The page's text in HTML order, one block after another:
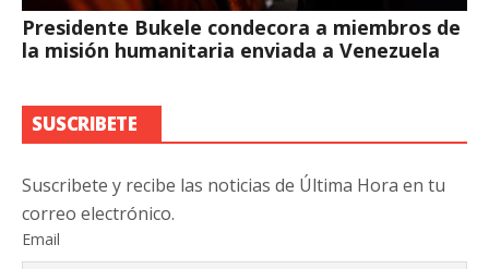
Presidente Bukele condecora a miembros de
la misión humanitaria enviada a Venezuela
SUSCRIBETE
Suscribete y recibe las noticias de Última Hora en tu
correo electrónico.
Email